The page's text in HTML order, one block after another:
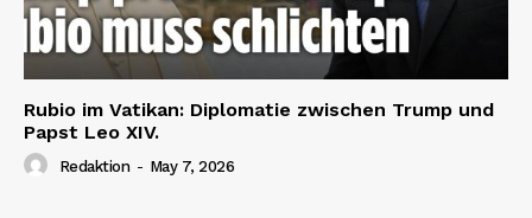
Rubio im Vatikan: Diplomatie zwischen Trump und
Papst Leo XIV.
Redaktion - May 7, 2026